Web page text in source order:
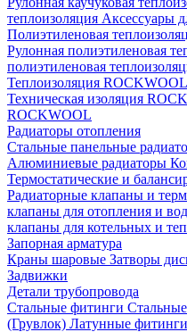
теплоизоляция Аксессуары
Полиэтиленовая
Рулонная полиэтиленовая
полиэтиленовая
Теплоизоляция ROCKWOOL
Техническая изоляция
ROCKWOOL
Радиаторы отопления
Стальные панельные
Алюминиевые радиаторы
Термостатические и
Радиаторные клапаны и
клапаны для отопления и
клапаны для котельных и
Запорная арматура
Краны шаровые Затворы
Задвижки
Детали трубопровода
Стальные фитинги
(Грувлок) Латунные фитинги